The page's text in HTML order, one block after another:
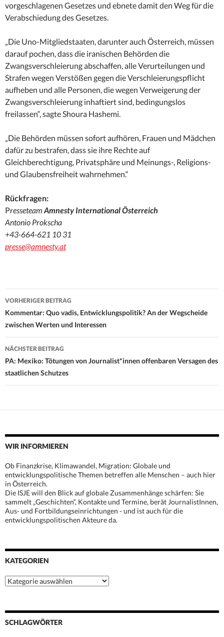
vorgeschlagenen Gesetzes und ebnete damit den Weg für die
Verabschiedung des Gesetzes.
„Die Uno-Mitgliedstaaten, darunter auch Österreich, müssen
darauf pochen, dass die iranischen Behörden die
Zwangsverschleierung abschaffen, alle Verurteilungen und
Strafen wegen Verstößen gegen die Verschleierungspflicht
aufheben und alle Personen, die wegen Verweigerung der
Zwangsverschleierung inhaftiert sind, bedingungslos
freilassen“, sagte Shoura Hashemi.
„Die Behörden müssen sofort aufhören, Frauen und Mädchen
dafür zu bestrafen, dass sie ihre Rechte auf
Gleichberechtigung, Privatsphäre und Meinungs-, Religions-
und Glaubensfreiheit wahrnehmen.“
Rückfragen:
Presseteam Amnesty International Österreich
Antonio Prokscha
+43-664-621 10 31
presse@amnesty.at
Beitrags-
Navigation
VORHERIGER BEITRAG
Kommentar: Quo vadis, Entwicklungspolitik? An der Wegscheide
zwischen Werten und Interessen
NÄCHSTER BEITRAG
PA: Mexiko: Tötungen von Journalist*innen offenbaren Versagen des
staatlichen Schutzes
WIR INFORMIEREN
Ob Finanzkrise, Klimawandel, Migration: Globale und
entwicklungspolitische Themen betreffen alle Menschen – auch hier
in Österreich.
Die ISJE will den Blick auf globale Zusammenhänge schärfen: Sie
sammelt „Geschichten“, Kontakte und Termine, berät JournalistInnen,
Aus- und Fortbildungseinrichtungen - und ist auch für die
entwicklungspolitischen Akteure da.
KATEGORIEN
Kategorien
SCHLAGWÖRTER